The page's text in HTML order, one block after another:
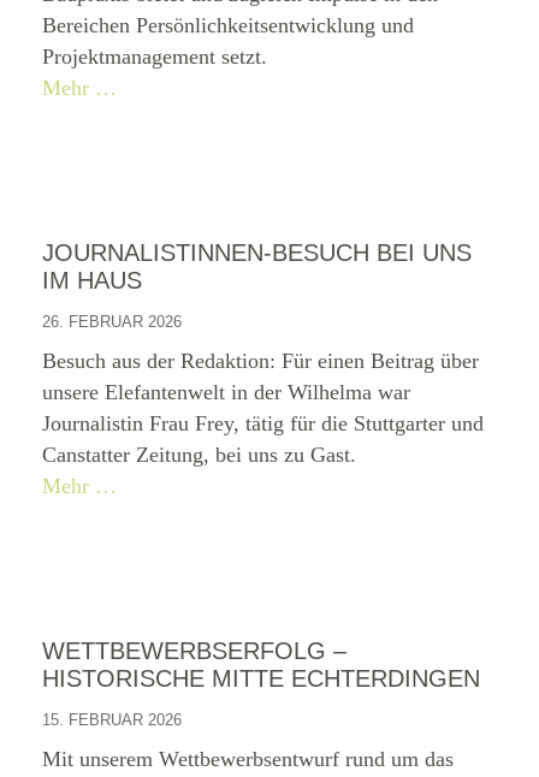
Bereichen Persönlichkeitsentwicklung und
Projektmanagement setzt.
Mehr …
JOURNALISTINNEN-BESUCH BEI UNS
IM HAUS
26. FEBRUAR 2026
Besuch aus der Redaktion: Für einen Beitrag über
unsere Elefantenwelt in der Wilhelma war
Journalistin Frau Frey, tätig für die Stuttgarter und
Canstatter Zeitung, bei uns zu Gast.
Mehr …
WETTBEWERBSERFOLG –
HISTORISCHE MITTE ECHTERDINGEN
15. FEBRUAR 2026
Mit unserem Wettbewerbsentwurf rund um das